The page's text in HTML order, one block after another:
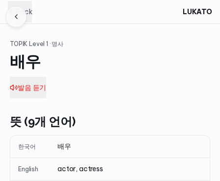
Back LUKATO
TOPIK Level1 · 명사
배우
발음 듣기
뜻 (9개 언어)
한국어 배우
English actor, actress